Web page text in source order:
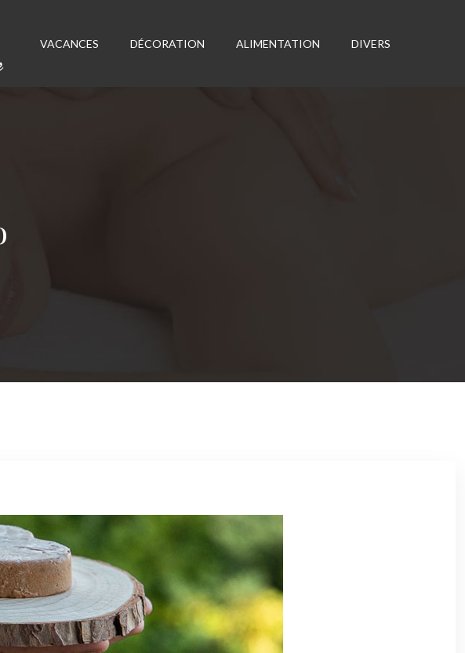
VACANCES DÉCORATION ALIMENTATION DIVERS